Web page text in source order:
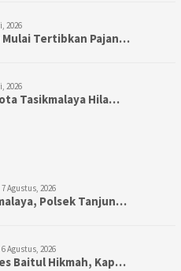
2026
Mulai Tertibkan Pajan…
2026
Tasikmalaya Hila…
7 Agustus, 2026
Polsek Tanjun…
6 Agustus, 2026
Baitul Hikmah, Kap…